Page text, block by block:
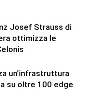
Josef Strauss di
ottimizza le
un’infrastruttura
su oltre 100 edge